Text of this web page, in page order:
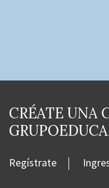
CRÉATE UNA
Regístrate